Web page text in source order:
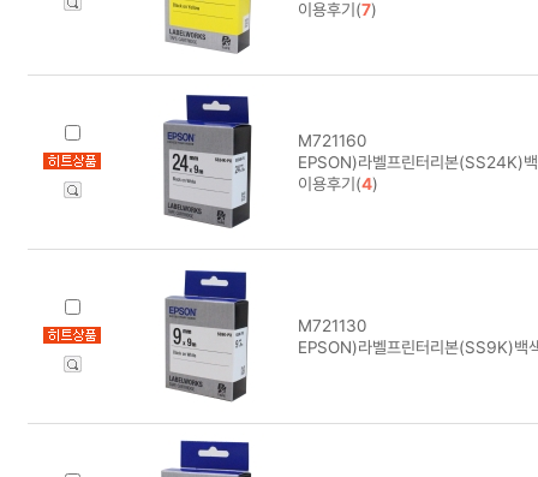
이용후기(7)
M721160
EPSON)라벨프린터리본(SS24K)
이용후기(4)
M721130
EPSON)라벨프린터리본(SS9K)백